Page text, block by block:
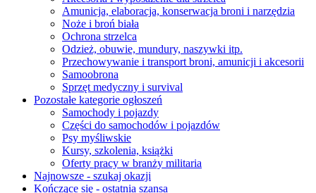
Amunicja, elaboracja, konserwacja broni i narzędzia
Noże i broń biała
Ochrona strzelca
Odzież, obuwie, mundury, naszywki itp.
Przechowywanie i transport broni, amunicji i akcesorii
Samoobrona
Sprzęt medyczny i survival
Pozostałe kategorie ogłoszeń
Samochody i pojazdy
Części do samochodów i pojazdów
Psy myśliwskie
Kursy, szkolenia, książki
Oferty pracy w branży militaria
Najnowsze - szukaj okazji
Kończące się - ostatnia szansa